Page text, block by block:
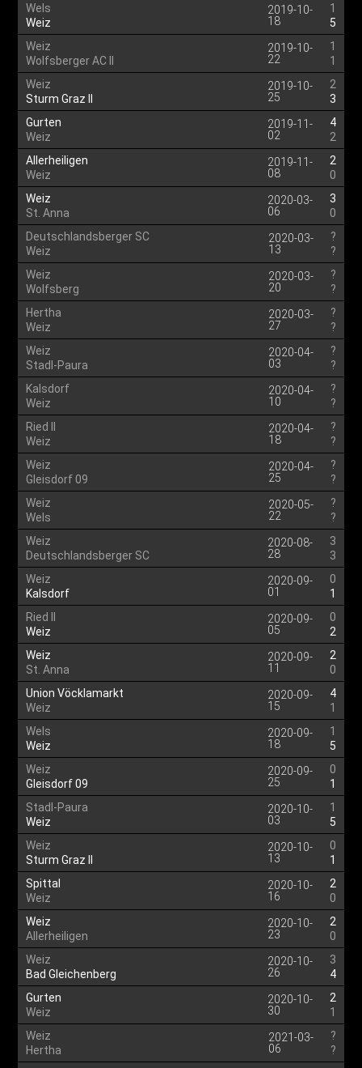
Wels
Weiz
2019-10-
18
1
5
Weiz
Wolfsberger AC II
2019-10-
22
1
1
Weiz
Sturm Graz II
2019-10-
25
2
3
Gurten
Weiz
2019-11-
02
4
2
Allerheiligen
Weiz
2019-11-
08
2
0
Weiz
St. Anna
2020-03-
06
3
0
Deutschlandsberger SC
Weiz
2020-03-
13
?
?
Weiz
Wolfsberg
2020-03-
20
?
?
Hertha
Weiz
2020-03-
27
?
?
Weiz
Stadl-Paura
2020-04-
03
?
?
Kalsdorf
Weiz
2020-04-
10
?
?
Ried II
Weiz
2020-04-
18
?
?
Weiz
Gleisdorf 09
2020-04-
25
?
?
Weiz
Wels
2020-05-
22
?
?
Weiz
Deutschlandsberger SC
2020-08-
28
3
3
Weiz
Kalsdorf
2020-09-
01
0
1
Ried II
Weiz
2020-09-
05
0
2
Weiz
St. Anna
2020-09-
11
2
0
Union Vöcklamarkt
Weiz
2020-09-
15
4
1
Wels
Weiz
2020-09-
18
1
5
Weiz
Gleisdorf 09
2020-09-
25
0
1
Stadl-Paura
Weiz
2020-10-
03
1
5
Weiz
Sturm Graz II
2020-10-
13
0
1
Spittal
Weiz
2020-10-
16
2
0
Weiz
Allerheiligen
2020-10-
23
2
0
Weiz
Bad Gleichenberg
2020-10-
26
3
4
Gurten
Weiz
2020-10-
30
2
1
Weiz
Hertha
2021-03-
06
?
?